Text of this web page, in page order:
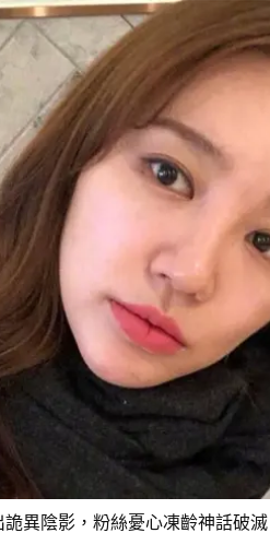
異陰影，粉絲憂心凍齡神話破滅